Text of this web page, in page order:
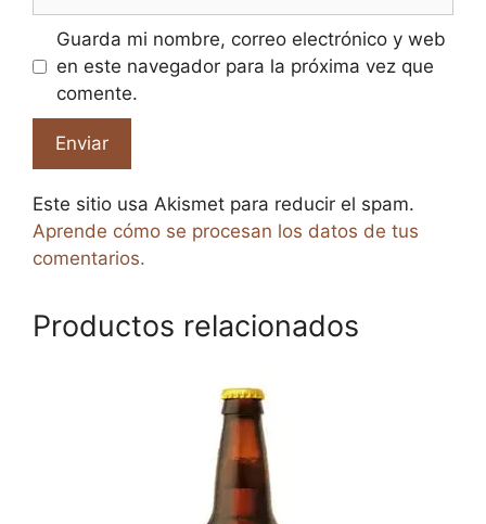
Guarda mi nombre, correo electrónico y web
en este navegador para la próxima vez que
comente.
Este sitio usa Akismet para reducir el spam.
Aprende cómo se procesan los datos de tus
comentarios.
Productos relacionados